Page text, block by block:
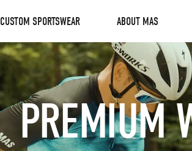
CUSTOM SPORTSWEAR ABOUT MAS
PREMIUM